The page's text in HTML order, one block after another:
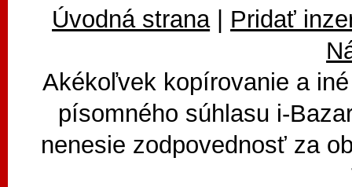
Úvodná strana| Pridať
Akékoľvek kopírovanie a
písomného súhlasu i-
nenesie zodpovednosť za